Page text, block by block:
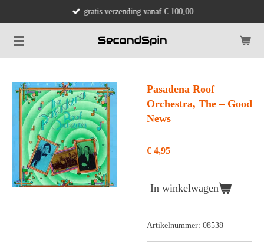
naar
de
gratis verzending vanaf € 100,00
Pasadena Roof
Orchestra, ‎The – Good
News
€ 4,95
In winkelwagen
Artikelnummer: 08538